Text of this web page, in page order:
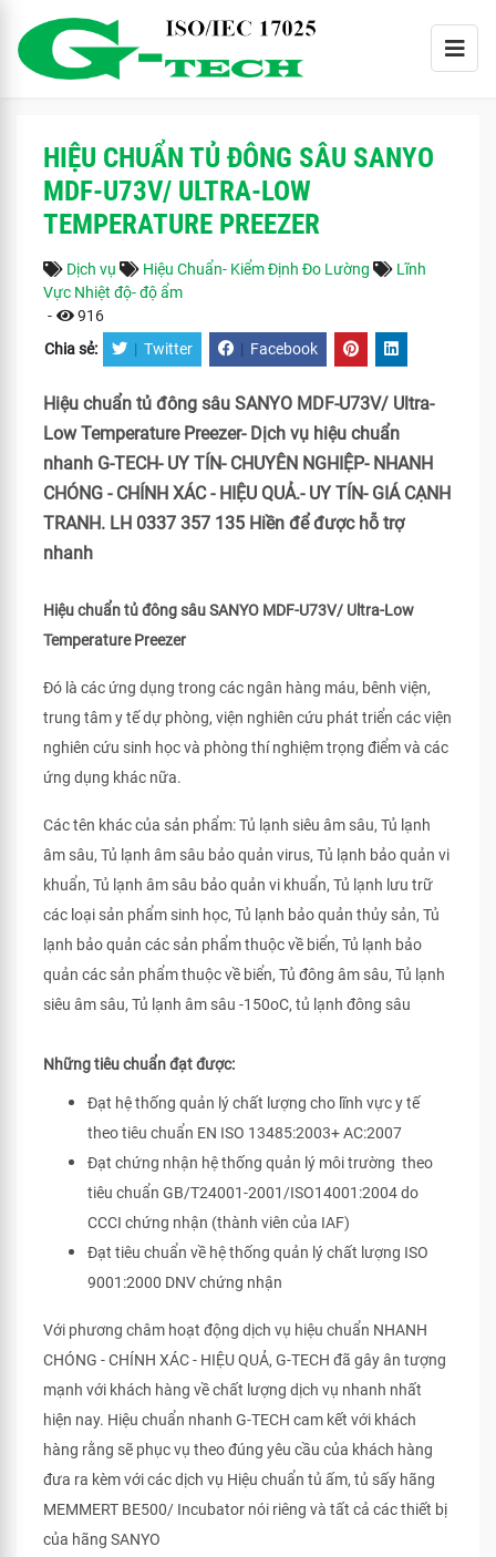
HIỆU CHUẨN TỦ ĐÔNG SÂU SANYO
MDF-U73V/ ULTRA-LOW
TEMPERATURE PREEZER
Dịch vụ Hiệu Chuẩn- Kiểm Định Đo Lường
Lĩnh
Vực Nhiệt độ- độ ẩm
-
916
Chia sẻ: | Twitter | Facebook
Hiệu chuẩn tủ đông sâu SANYO MDF-U73V/ Ultra-
Low Temperature Preezer- Dịch vụ hiệu chuẩn
nhanh G-TECH- UY TÍN- CHUYÊN NGHIỆP- NHANH
CHÓNG - CHÍNH XÁC - HIỆU QUẢ.- UY TÍN- GIÁ CẠNH
TRANH. LH 0337 357 135 Hiền để được hỗ trợ
nhanh
Hiệu chuẩn tủ đông sâu SANYO MDF-U73V/ Ultra-Low
Temperature Preezer
Đó là các ứng dụng trong các ngân hàng máu, bênh viện,
trung tâm y tế dự phòng, viện nghiên cứu phát triển các viện
nghiên cứu sinh học và phòng thí nghiệm trọng điểm và các
ứng dụng khác nữa.
Các tên khác của sản phẩm: Tủ lạnh siêu âm sâu, Tủ lạnh
âm sâu, Tủ lạnh âm sâu bảo quản virus, Tủ lạnh bảo quản vi
khuẩn, Tủ lạnh âm sâu bảo quản vi khuẩn, Tủ lạnh lưu trữ
các loại sản phẩm sinh học, Tủ lạnh bảo quản thủy sản, Tủ
lạnh bảo quản các sản phẩm thuộc về biển, Tủ lạnh bảo
quản các sản phẩm thuộc về biển, Tủ đông âm sâu, Tủ lạnh
siêu âm sâu, Tủ lạnh âm sâu -150oC, tủ lạnh đông sâu
Những tiêu chuẩn đạt được:
Đạt hệ thống quản lý chất lượng cho lĩnh vực y tế
theo tiêu chuẩn EN ISO 13485:2003+ AC:2007
Đạt chứng nhận hệ thống quản lý môi trường theo
tiêu chuẩn GB/T24001-2001/ISO14001:2004 do
CCCI chứng nhận (thành viên của IAF)
Đạt tiêu chuẩn về hệ thống quản lý chất lượng ISO
9001:2000 DNV chứng nhận
Với phương châm hoạt động dịch vụ hiệu chuẩn NHANH
CHÓNG - CHÍNH XÁC - HIỆU QUẢ, G-TECH đã gây ân tượng
mạnh với khách hàng về chất lượng dịch vụ nhanh nhất
hiện nay. Hiệu chuẩn nhanh G-TECH cam kết với khách
hàng rằng sẽ phục vụ theo đúng yêu cầu của khách hàng
đưa ra kèm với các dịch vụ Hiệu chuẩn tủ ấm, tủ sấy hãng
MEMMERT BE500/ Incubator nói riêng và tất cả các thiết bị
của hãng SANYO